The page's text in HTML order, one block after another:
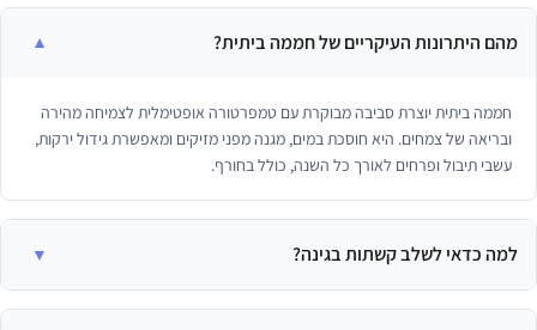
מהם היתרונות העיקריים של חממה ביתית?
חממה ביתית יוצרת סביבה מבוקרת עם טמפרטורה אופטימלית לצמיחה מהירה
ובריאה של צמחים. היא חוסכת במים, מגנה מפני מזיקים ומאפשרת גידול ירקות,
עשבי תיבול ופרחים לאורך כל השנה, כולל בחורף.
למה כדאי לשלב קשתות בגינה?